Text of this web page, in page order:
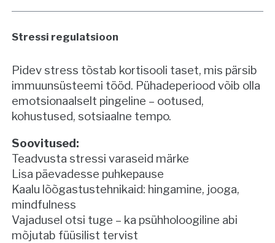
Stressi regulatsioon
Pidev stress tõstab kortisooli taset, mis pärsib
immuunsüsteemi tööd. Pühadeperiood võib olla
emotsionaalselt pingeline – ootused,
kohustused, sotsiaalne tempo.
Soovitused:
Teadvusta stressi varaseid märke
Lisa päevadesse puhkepause
Kaalu lõõgastustehnikaid: hingamine, jooga,
mindfulness
Vajadusel otsi tuge – ka psühholoogiline abi
mõjutab füüsilist tervist